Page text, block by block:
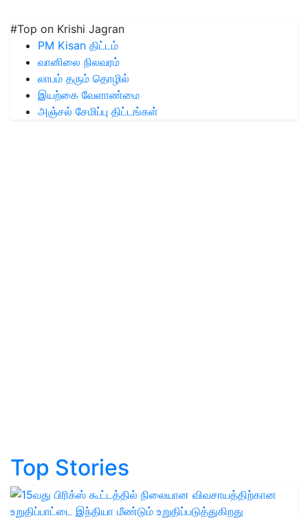
#Top on Krishi Jagran
PM Kisan திட்டம்
வானிலை நிலவரம்
லாபம் தரும் தொழில்
இயற்கை வேளாண்மை
அஞ்சல் சேமிப்பு திட்டங்கள்
Top Stories